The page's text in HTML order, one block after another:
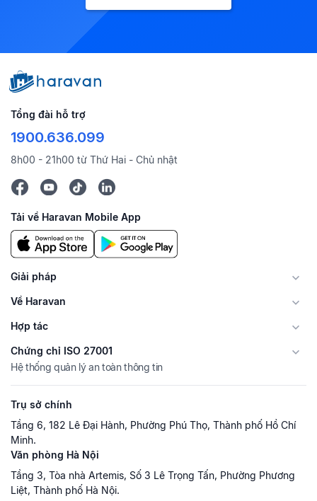
Tổng đài hỗ trợ
1900.636.099
8h00 - 21h00 từ Thứ Hai - Chủ nhật
Tải về Haravan Mobile App
Giải pháp
Về Haravan
Hợp tác
Chứng chỉ ISO 27001
Hệ thống quản lý an toàn thông tin
Trụ sở chính
Tầng 6, 182 Lê Đại Hành, Phường Phú Thọ, Thành phố Hồ Chí
Minh.
Văn phòng Hà Nội
Tầng 3, Tòa nhà Artemis, Số 3 Lê Trọng Tấn, Phường Phương
Liệt, Thành phố Hà Nội.